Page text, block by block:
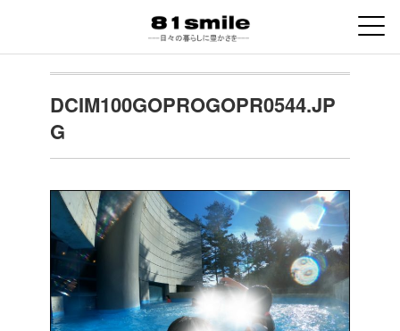
DCIM100GOPROGOPR0544.JP
G